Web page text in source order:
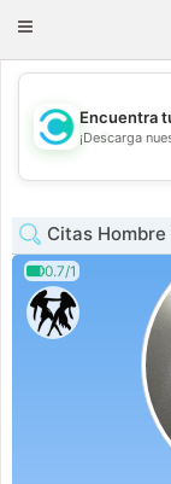
Toggle
💖
Encuentra
¡Descarga
Citas
0.7/1